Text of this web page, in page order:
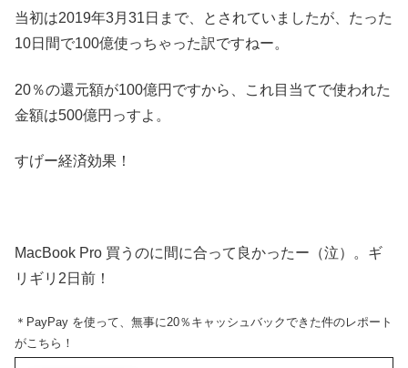
当初は2019年3月31日まで、とされていましたが、たった
10日間で100億使っちゃった訳ですねー。
20％の還元額が100億円ですから、これ目当てで使われた
金額は500億円っすよ。
すげー経済効果！
MacBook Pro 買うのに間に合って良かったー（泣）。ギ
リギリ2日前！
＊PayPay を使って、無事に20％キャッシュバックできた件のレポート
がこちら！